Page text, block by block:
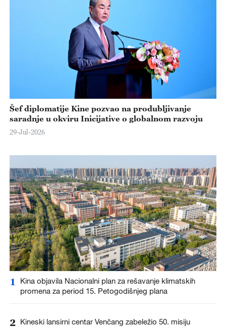
Šef diplomatije Kine pozvao na produbljivanje
saradnje u okviru Inicijative o globalnom razvoju
29-Jul-2026
1
Kina objavila Nacionalni plan za rešavanje klimatskih
promena za period 15. Petogodišnjeg plana
2 Kineski lansirni centar Venčang zabeležio 50. misiju